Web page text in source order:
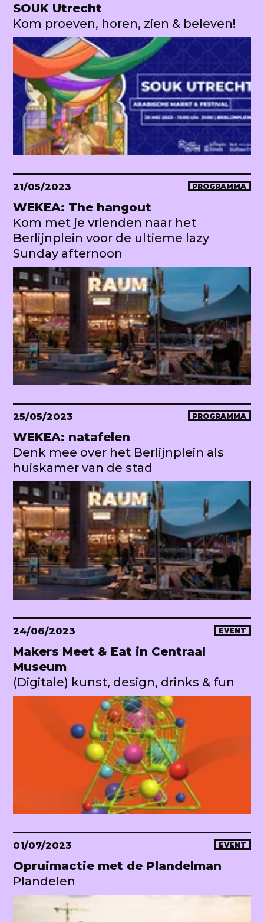
SOUK Utrecht
Kom proeven, horen, zien & beleven!
21/05/2023 PROGRAMMA
WEKEA: The hangout
Kom met je vrienden naar het
Berlijnplein voor de ultieme lazy
Sunday afternoon
25/05/2023 PROGRAMMA
WEKEA: natafelen
Denk mee over het Berlijnplein als
huiskamer van de stad
24/06/2023 EVENT
Makers Meet & Eat in Centraal
Museum
(Digitale) kunst, design, drinks & fun
01/07/2023 EVENT
Opruimactie met de Plandelman
Plandelen